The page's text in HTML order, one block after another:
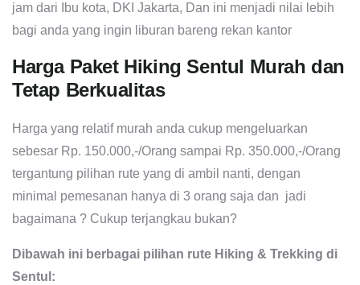
jam dari Ibu kota, DKI Jakarta, Dan ini menjadi nilai lebih
bagi anda yang ingin liburan bareng rekan kantor
Harga Paket Hiking Sentul Murah dan
Tetap Berkualitas
Harga yang relatif murah anda cukup mengeluarkan
sebesar Rp. 150.000,-/Orang sampai Rp. 350.000,-/Orang
tergantung pilihan rute yang di ambil nanti, dengan
minimal pemesanan hanya di 3 orang saja dan jadi
bagaimana ? Cukup terjangkau bukan?
Dibawah ini berbagai pilihan rute Hiking & Trekking di
Sentul: